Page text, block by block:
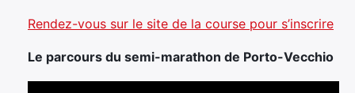
Rendez-vous sur le site de la course pour s’inscrire
Le parcours du semi-marathon de Porto-Vecchio